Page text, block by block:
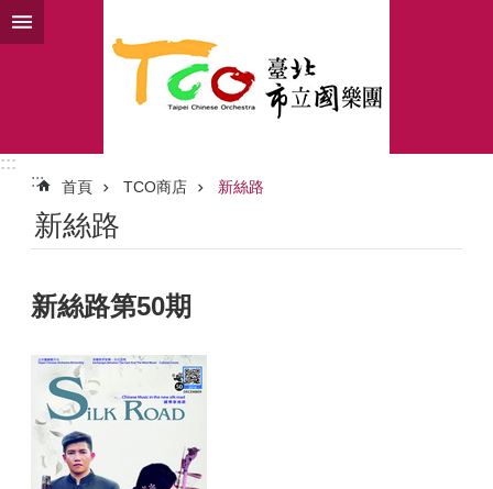
跳到主要內容區塊
:::
:::
首頁 TCO商店 新絲路
新絲路
新絲路第50期